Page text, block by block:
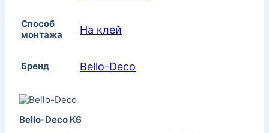
Способ
монтажа
На клей
Бренд Bello-Decо
Bello-Deco K6